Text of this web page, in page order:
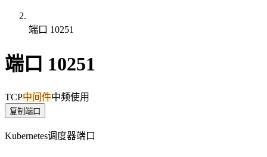
端口 10251
端口 10251
TCP中间件中频使用
复制端口
Kubernetes调度器端口